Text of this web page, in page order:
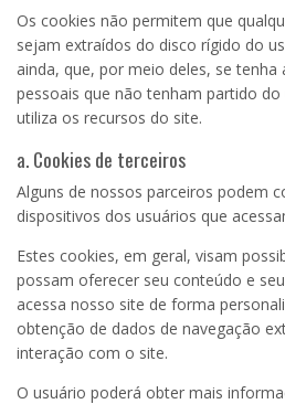
Os cookies não permitem que
sejam extraídos do disco rígido do
ainda, que, por meio deles, se
pessoais que não tenham partido
utiliza os recursos do site.
a. Cookies de terceiros
Alguns de nossos parceiros podem
dispositivos dos usuários que
Estes cookies, em geral, visam
possam oferecer seu conteúdo e
acessa nosso site de forma
obtenção de dados de navegação
interação com o site.
O usuário poderá obter mais